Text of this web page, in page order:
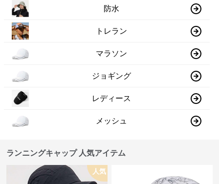
防水
トレラン
マラソン
ジョギング
レディース
メッシュ
ランニングキャップ 人気アイテム
人気